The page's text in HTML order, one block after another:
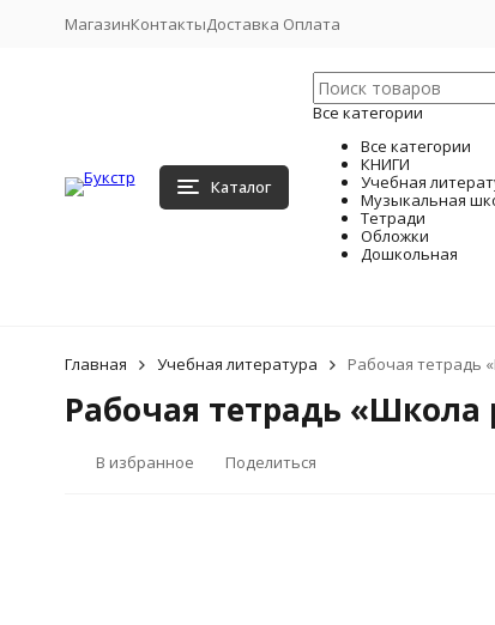
МагазинКонтактыДоставка Оплата
Каталог
Все категории
Все категории
КНИГИ
Учебная
Музыкальная
Тетради
Обложки
Дошкольная
Главная Учебная литература Рабочая тетрадь
Рабочая тетрадь «Школа
В избранное Поделиться